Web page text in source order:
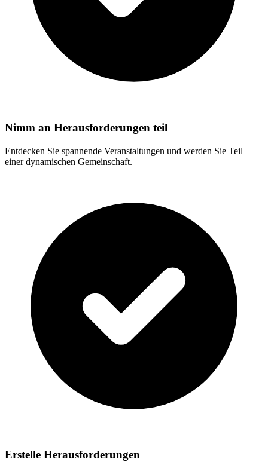
Nimm an Herausforderungen teil
Entdecken Sie spannende Veranstaltungen und werden Sie Teil
einer dynamischen Gemeinschaft.
Erstelle Herausforderungen